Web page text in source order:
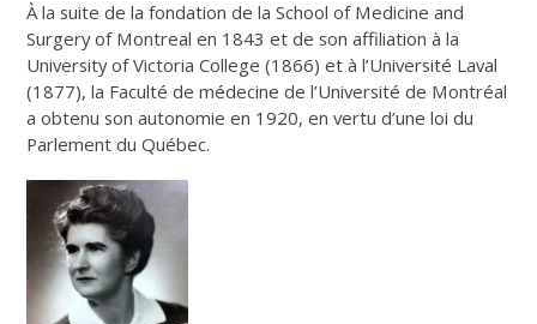
À la suite de la fondation de la School of Medicine and
Surgery of Montreal en 1843 et de son affiliation à la
University of Victoria College (1866) et à l’Université Laval
(1877), la Faculté de médecine de l’Université de Montréal
a obtenu son autonomie en 1920, en vertu d’une loi du
Parlement du Québec.